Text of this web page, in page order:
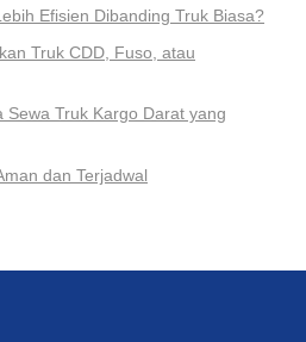
Efisien Dibanding Truk Biasa?
Truk CDD, Fuso, atau
Sewa Truk Kargo Darat yang
dan Terjadwal